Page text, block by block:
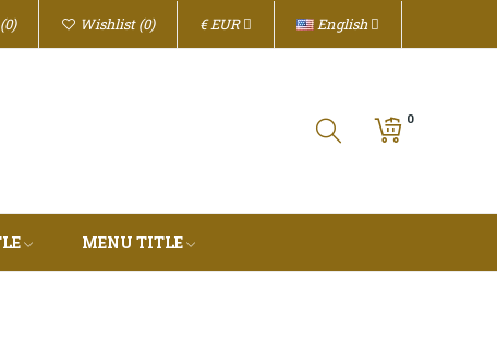
0 Wishlist 0 € EUR English
0
MENU TITLE